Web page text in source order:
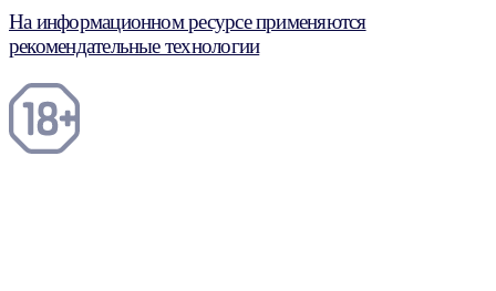
На информационном ресурсе применяются
рекомендательные технологии